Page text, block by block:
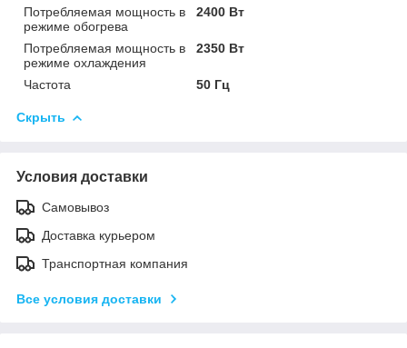
Потребляемая мощность в
режиме обогрева
2400 Вт
Потребляемая мощность в
режиме охлаждения
2350 Вт
Частота 50 Гц
Скрыть
Условия доставки
Самовывоз
Доставка курьером
Транспортная компания
Все условия доставки